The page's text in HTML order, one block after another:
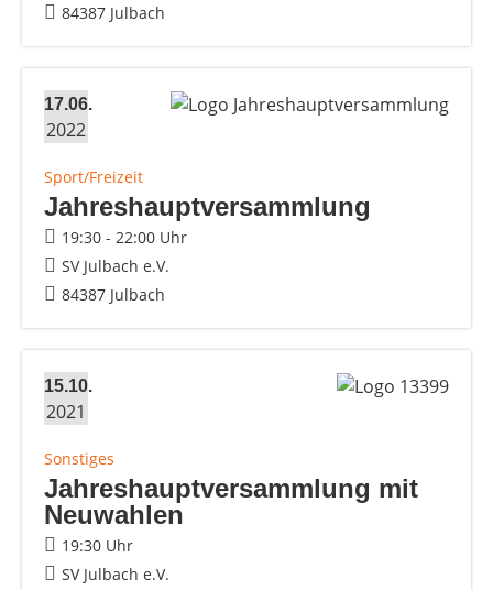
84387 Julbach
17.06.
2022
Sport/Freizeit
Jahreshauptversammlung
19:30 - 22:00 Uhr
SV Julbach e.V.
84387 Julbach
15.10.
2021
Sonstiges
Jahreshauptversammlung mit
Neuwahlen
19:30 Uhr
SV Julbach e.V.